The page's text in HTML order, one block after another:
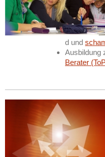
d und
Ausbildung
Berater